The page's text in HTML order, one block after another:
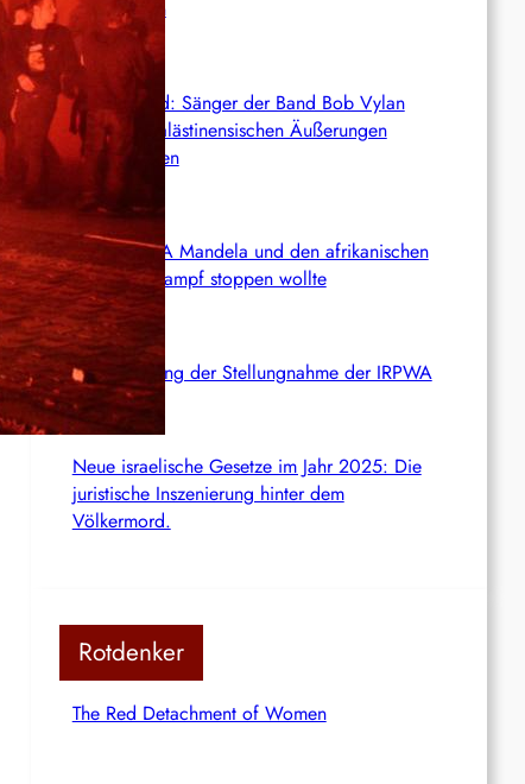
freigelassen
Deutschland: Sänger der Band Bob Vylan
nach pro-palästinensischen Äußerungen
abgeschoben
Wie die CIA Mandela und den afrikanischen
Befreiungskampf stoppen wollte
Aktualisierung der Stellungnahme der IRPWA
Neue israelische Gesetze im Jahr 2025: Die
juristische Inszenierung hinter dem
Völkermord.
Rotdenker
The Red Detachment of Women